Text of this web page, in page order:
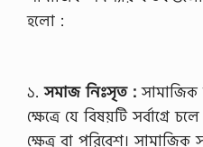
হলো :
১.সমাজ নিঃসৃত : সামাজিক
ক্ষেত্রে যে বিষয়টি সর্বাগ্রে
ক্ষেত্র বা পরিবেশ।